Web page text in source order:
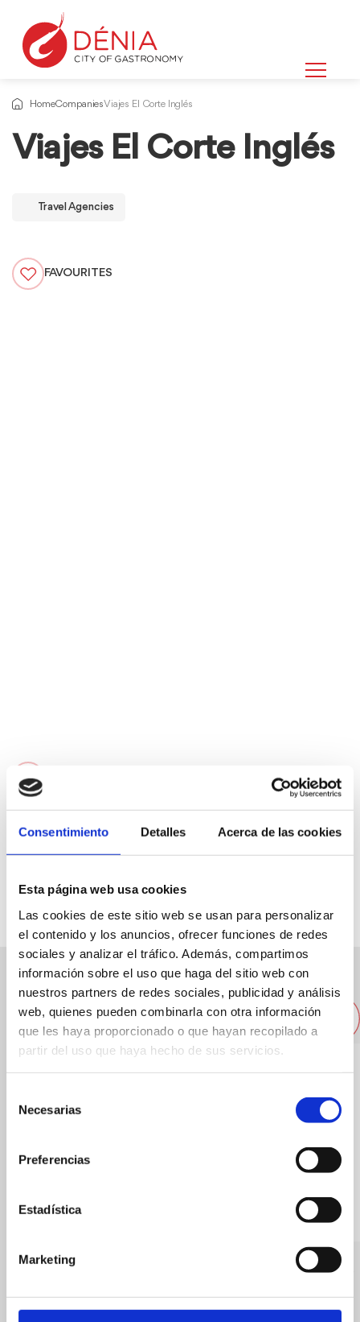
Consentimiento Detalles Acerca de las cookies
Esta página web usa cookies
Las cookies de este sitio web se usan para personalizar
el contenido y los anuncios, ofrecer funciones de redes
sociales y analizar el tráfico. Además, compartimos
información sobre el uso que haga del sitio web con
nuestros partners de redes sociales, publicidad y análisis
web, quienes pueden combinarla con otra información
que les haya proporcionado o que hayan recopilado a
partir del uso que haya hecho de sus servicios.
Necesarias
Preferencias
Estadística
Marketing
HomeCompaniesViajes El Corte Inglés
Viajes El Corte Inglés
Travel Agencies
FAVOURITES
965364823
Other nearby companies
Ronda Murallas - Entrada al tunel del
L' Adzuvia